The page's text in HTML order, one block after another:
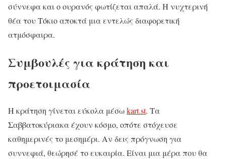
σύννεφα και ο ουρανός φωτίζεται απαλά. Η νυχτερινή
θέα του Τόκιο αποκτά μια εντελώς διαφορετική
ατμόσφαιρα.
Συμβουλές για κράτηση και
προετοιμασία
Η κράτηση γίνεται εύκολα μέσωkart.st. Τα
Σαββατοκύριακα έχουν κόσμο, οπότε στόχευσε
καθημερινές το μεσημέρι. Αν δεις πρόγνωση για
συννεφιά, θεώρησέ το ευκαιρία. Είναι μια μέρα που θα